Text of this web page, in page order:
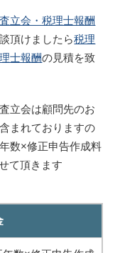
立会・税理士報酬
頂けましたら税理
士報酬の見積を致
立会は顧問先のお
まれておりますの
数×修正申告作成料
て頂きます